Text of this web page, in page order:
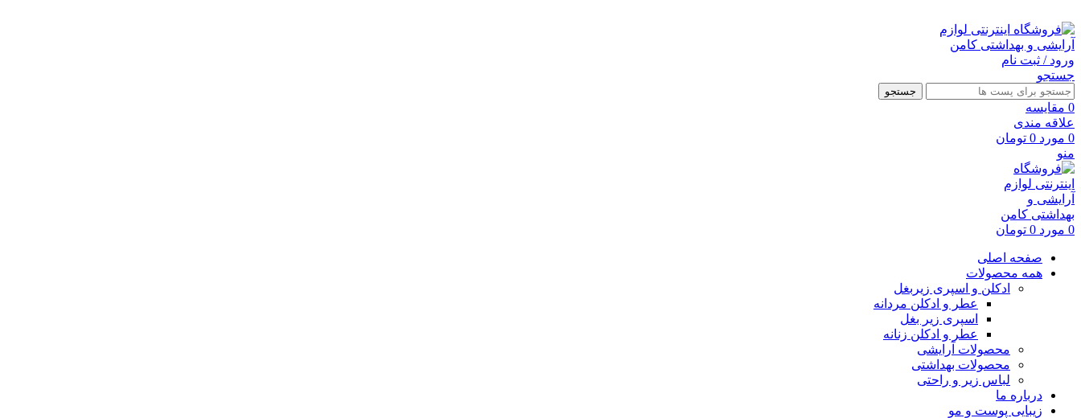
ورود / ثبت نام
جستجو
جستجو
0 مقايسه
علاقه مندی
0 مورد 0 تومان
منو
0 مورد 0 تومان
صفحه اصلی
همه محصولات
ادکلن و اسپری زیربغل
عطر و ادکلن مردانه
اسپری زیر بغل
عطر و ادکلن زنانه
محصولات آرایشی
محصولات بهداشتی
لباس زیر و راحتی
درباره ما
زیبایی پوست و مو